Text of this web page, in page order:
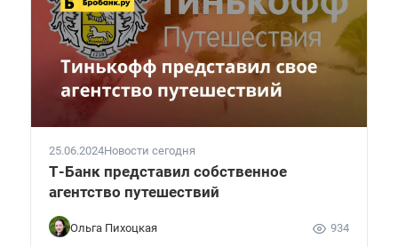
25.06.2024Новости сегодня
Т-Банк представил собственное
агентство путешествий
Ольга Пихоцкая 934